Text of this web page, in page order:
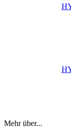
Mehr über...